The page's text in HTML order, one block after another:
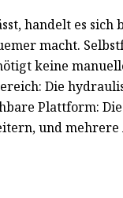
handelt es
macht.
keine
Die
Plattform:
und